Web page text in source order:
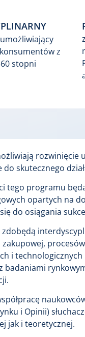
z
stopni
rozwinięcie
do skutecznego
tego programu
opartych na
do osiągania
zdobędą
i technologicznych
badaniami
i Opinii)
jak i teoretycznej.